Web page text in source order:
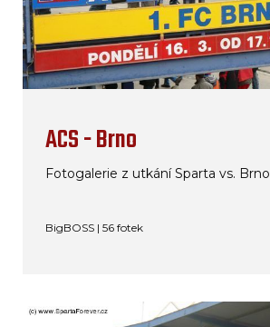
ACS - Brno
Fotogalerie z utkání Sparta vs. Brno
BigBOSS | 56 fotek